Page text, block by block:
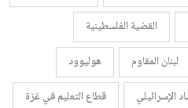
القضية الفلسطينية
لبنان المقاوم
هوليوود
الإسرائيلي
قطاع التعليم في غزة